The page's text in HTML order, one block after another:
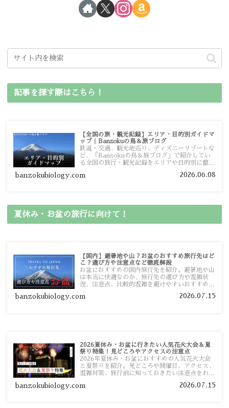
記事を探す際はこちら！
【全国の旅・観光記録】エリア・目的別ガイドマ
ップ｜Banzokuの鳥＆旅ブログ
鉄道・交通、観光地巡り、ディズニーリゾートな
ど、「Banzokuの鳥＆旅ブログ」で紹介してい
る全国の旅行・観光記録をエリアや目的別に整理
ガイドマップからスムーズに見つけていただけま
banzokubiology.com 2026.06.08
夏休み・お盆の旅行に向けて！
【国内】避暑地や山？お盆のおすすめ旅行先はど
こ？選び方や注意点など徹底解説
お盆におすすめの国内旅行先を紹介。避暑地や山
は本当に快適なのか、旅行先の選び方や混雑状
況、注意点、比較的混雑を避けやすいおすすめス
す。
banzokubiology.com 2026.07.15
2026夏休み・お盆に行きたい人気花火大会＆夏
祭り特集！見どころやアクセスの注意点
2026年夏休み・お盆におすすめの人気花火大会
と夏祭りを紹介。見どころや開催日、アクセス、
混雑対策、旅行前に知っておきたい注意点をわか
banzokubiology.com 2026.07.15